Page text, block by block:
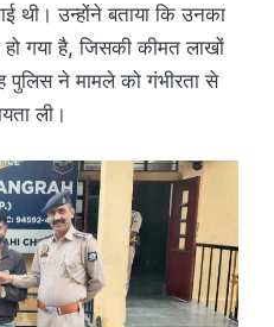
थी। उन्होंने बताया कि उनका
गया है, जिसकी कीमत लाखों
पुलिस ने मामले को गंभीरता से
ली।